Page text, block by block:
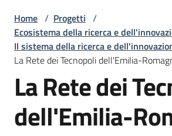
regionale -
Fesr
Novità
Home / Progetti /
Ecosistema della ricerca e
Il sistema della ricerca e
La Rete dei Tecnopoli dell'Emilia-
La Rete dei
dell'Emilia-